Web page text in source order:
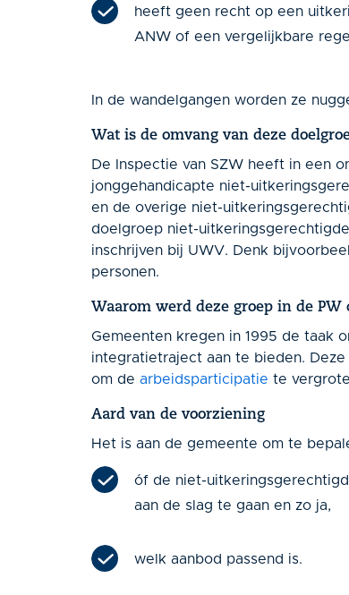
heeft geen recht op een
ANW of een vergelijkbare
In de wandelgangen worden ze
Wat is de omvang van deze
De Inspectie van SZW heeft in een
jonggehandicapte niet-
en de overige niet-
doelgroep niet-
inschrijven bij UWV. Denk
personen.
Waarom werd deze groep in de PW
Gemeenten kregen in 1995 de taak
integratietraject aan te bieden.
om de arbeidsparticipatie te
Aard van de voorziening
Het is aan de gemeente om te
óf de niet-
aan de slag te gaan en zo ja,
welk aanbod passend is.